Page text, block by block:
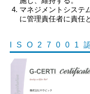
マネジメントシステ
に管理責任者に責任
ISO27001